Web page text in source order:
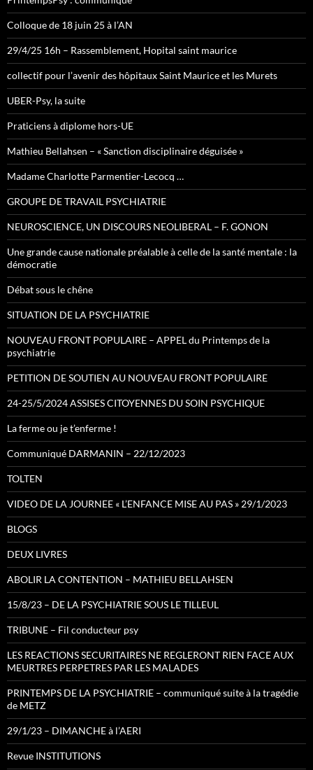
Colloque de 18 juin 25 à l’AN
29/4/25 16h – Rassemblement, Hopital saint maurice
collectif pour l’avenir des hôpitaux Saint Maurice et les Murets
UBER-Psy, la suite
Praticiens à diplome hors-UE
Mathieu Bellahsen – « Sanction disciplinaire déguisée »
Madame Charlotte Parmentier-Lecocq …
GROUPE DE TRAVAIL PSYCHIATRIE
NEUROSCIENCE, UN DISCOURS NEOLIBERAL – F. GONON
Une grande cause nationale préalable à celle de la santé mentale : la
démocratie
Débat sous le chêne
SITUATION DE LA PSYCHIATRIE
NOUVEAU FRONT POPULAIRE – APPEL du Printemps de la
psychiatrie
PETITION DE SOUTIEN AU NOUVEAU FRONT POPULAIRE
24-25/5/2024 ASSISES CITOYENNES DU SOIN PSYCHIQUE
La ferme ou je t’enferme !
Communiqué DARMANIN – 22/12/2023
TOLTEN
VIDEO DE LA JOURNEE « L’ENFANCE MISE AU PAS » 29/1/2023
BLOGS
DEUX LIVRES
ABOLIR LA CONTENTION – MATHIEU BELLAHSEN
15/8/23 – DE LA PSYCHIATRIE SOUS LE TILLEUL
TRIBUNE – Fil conducteur psy
LES REACTIONS SECURITAIRES NE REGLERONT RIEN FACE AUX
MEURTRES PERPETRES PAR LES MALADES
PRINTEMPS DE LA PSYCHIATRIE – communiqué suite à la tragédie
de METZ
29/1/23 – DIMANCHE à l’AERI
Revue INSTITUTIONS